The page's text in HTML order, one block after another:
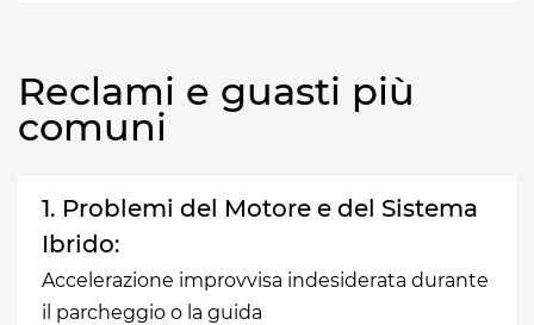
Reclami e guasti più
comuni
1. Problemi del Motore e del Sistema
Ibrido:
Accelerazione improvvisa indesiderata durante
il parcheggio o la guida